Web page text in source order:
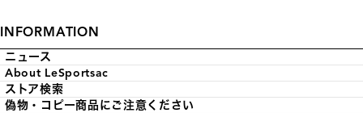
INFORMATION
ニュース
About LeSportsac
ストア検索
偽物・コピー商品にご注意ください